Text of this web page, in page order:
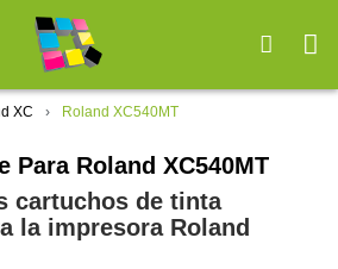
XC Roland XC540MT
Para Roland XC540MT
cartuchos de tinta
la impresora Roland